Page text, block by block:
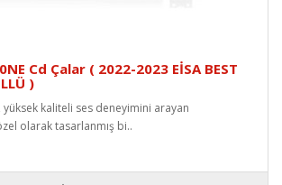
Cd Çalar ( 2022-2023 EİSA BEST
)
yüksek kaliteli ses deneyimini arayan
olarak tasarlanmış bi..